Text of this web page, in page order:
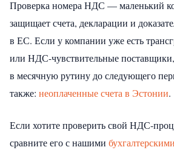
Проверка номера НДС — маленький
защищает счета, декларации и
в ЕС. Если у компании уже есть
или НДС-чувствительные
в месячную рутину до следующего
также: неоплаченные счета в Эстонии.
Если хотите проверить свой НДС-
сравните его с нашими